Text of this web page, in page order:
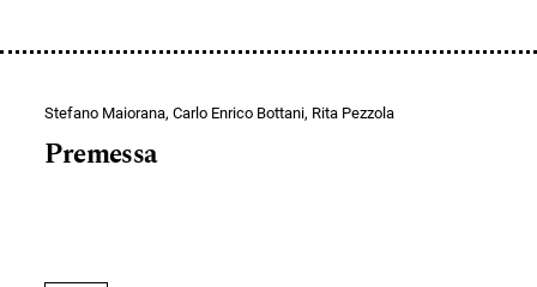
Stefano Maiorana, Carlo Enrico Bottani, Rita Pezzola
Premessa